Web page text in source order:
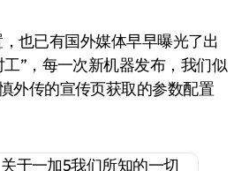
也已有国外媒体早早曝光了出
”，每一次新机器发布，我们似
外传的宣传页获取的参数配置